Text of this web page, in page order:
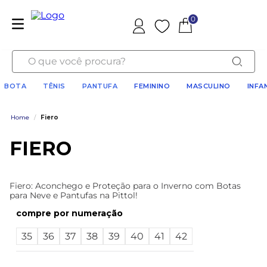
Favoritos
0
O que você procura?
BOTA TÊNIS PANTUFA FEMININO MASCULINO
Home / Fiero
FIERO
Fiero: Aconchego e Proteção para o Inverno com Botas
para Neve e Pantufas na Pittol!
numeração
35 36 37 38 39 40 41 42